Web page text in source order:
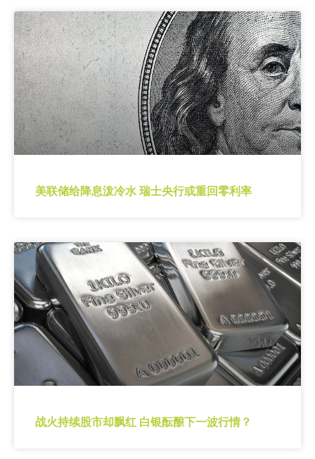
美联储给降息泼冷水 瑞士央行或重回零利率
战火持续股市却飘红 白银酝酿下一波行情？